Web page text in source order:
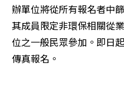
辦單位將從所有報名者中
其成員限定非環保相關從
位之一般民眾參加。即日
傳真報名。